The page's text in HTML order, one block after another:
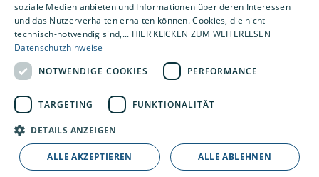
soziale Medien anbieten und Informationen über deren Interessen
und das Nutzerverhalten erhalten können. Cookies, die nicht
technisch-notwendig sind,... HIER KLICKEN ZUM WEITERLESEN
Datenschutzhinweise
NOTWENDIGE COOKIES
PERFORMANCE
TARGETING FUNKTIONALITÄT
DETAILS ANZEIGEN
ALLE AKZEPTIEREN ALLE ABLEHNEN